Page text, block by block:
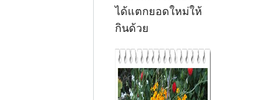
ได้แตกยอดใหม่ให้
กินด้วย